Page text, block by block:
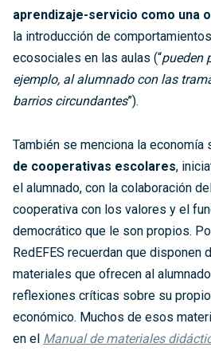
aprendizaje-servicio como una
la introducción de
ecosociales en las aulas (“pueden
ejemplo, al alumnado con las
barrios circundantes”).
También se menciona la economía
de cooperativas escolares,
el alumnado, con la colaboración
cooperativa con los valores y el
democrático que le son propios.
RedEFES recuerdan que disponen
materiales que ofrecen al
reflexiones críticas sobre su
económico. Muchos de esos
en el Manual de materiales